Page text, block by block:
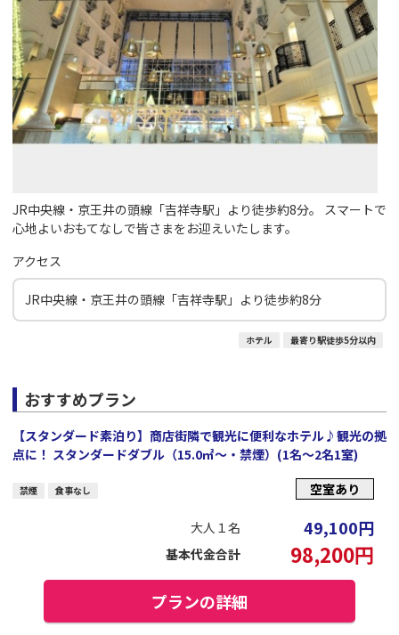
JR中央線・京王井の頭線「吉祥寺駅」より徒歩約8分。 スマートで
心地よいおもてなしで皆さまをお迎えいたします。
アクセス
JR中央線・京王井の頭線「吉祥寺駅」より徒歩約8分
ホテル 最寄り駅徒歩5分以内
おすすめプラン
【スタンダード素泊り】商店街隣で観光に便利なホテル♪観光の拠
点に！ スタンダードダブル（15.0㎡～・禁煙）(1名～2名1室)
禁煙 食事なし 空室あり
大人１名 49,100円
基本代金合計 98,200円
プランの詳細